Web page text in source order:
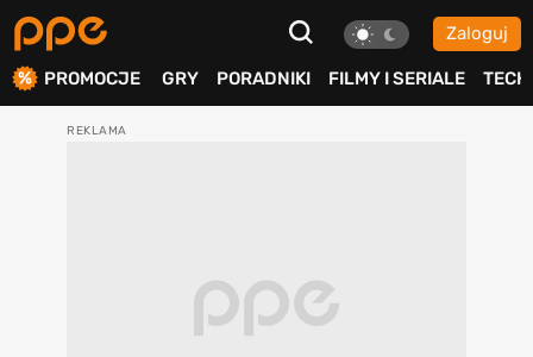
Zaloguj
PROMOCJE GRY PORADNIKI FILMY I SERIALE TECH